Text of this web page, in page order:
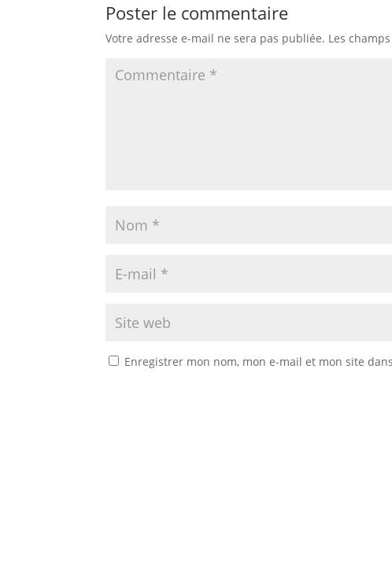
Poster le commentaire
Votre adresse e-mail ne sera pas publiée. Les
Enregistrer mon nom, mon e-mail et mon site